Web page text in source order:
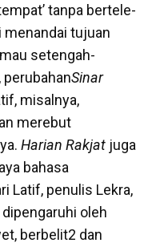
tanpa bertele-
menandai tujuan
setengah-
perubahanSinar
misalnya,
merebut
Harian Rakjat juga
bahasa
Latif, penulis Lekra,
oleh
berbelit2 dan